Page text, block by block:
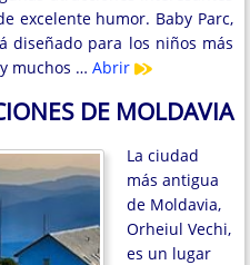
excelente humor. Baby Parc,
diseñado para los niños más
muchos … Abrir
DE MOLDAVIA
La ciudad
más antigua
de Moldavia,
Orheiul Vechi,
es un lugar